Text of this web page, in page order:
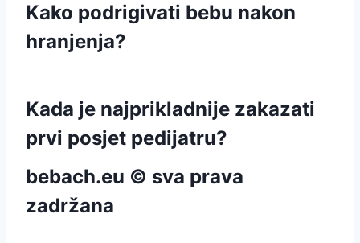
Kako podrigivati bebu nakon
hranjenja?
Kada je najprikladnije zakazati
prvi posjet pedijatru?
bebach.eu © sva prava
zadržana